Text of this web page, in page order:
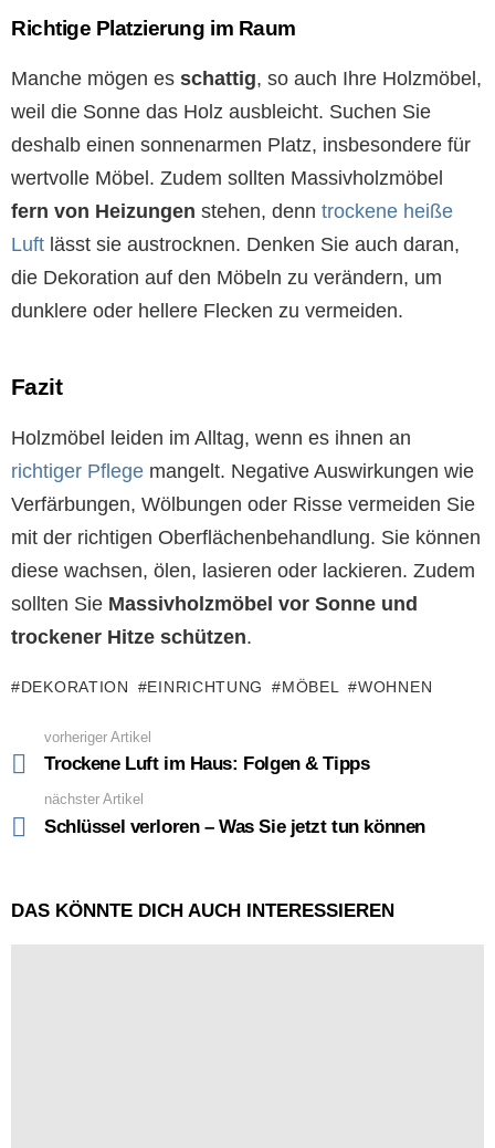
Richtige Platzierung im Raum
Manche mögen es schattig, so auch Ihre Holzmöbel,
weil die Sonne das Holz ausbleicht. Suchen Sie
deshalb einen sonnenarmen Platz, insbesondere für
wertvolle Möbel. Zudem sollten Massivholzmöbel
fern von Heizungen stehen, denn trockene heiße
Luft lässt sie austrocknen. Denken Sie auch daran,
die Dekoration auf den Möbeln zu verändern, um
dunklere oder hellere Flecken zu vermeiden.
Fazit
Holzmöbel leiden im Alltag, wenn es ihnen an
richtiger Pflege mangelt. Negative Auswirkungen wie
Verfärbungen, Wölbungen oder Risse vermeiden Sie
mit der richtigen Oberflächenbehandlung. Sie können
diese wachsen, ölen, lasieren oder lackieren. Zudem
sollten Sie Massivholzmöbel vor Sonne und
trockener Hitze schützen.
DEKORATION EINRICHTUNG MÖBEL WOHNEN
more
vorheriger Artikel
Trockene Luft im Haus: Folgen & Tipps
nächster Artikel
Schlüssel verloren – Was Sie jetzt tun können
DAS KÖNNTE DICH AUCH INTERESSIEREN